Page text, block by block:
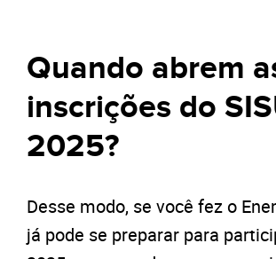
Quando abrem
inscrições do
2025?
Desse modo, se você fez o
já pode se preparar para